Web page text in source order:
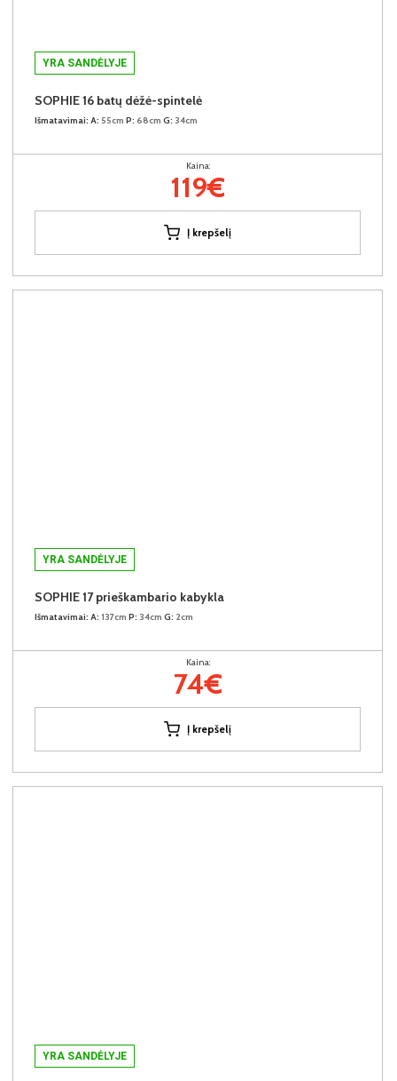
YRA SANDĖLYJE
SOPHIE 16 batų dėžė-spintelė
Išmatavimai: A: 55cm P: 68cm G: 34cm
Kaina:
119€
Į krepšelį
YRA SANDĖLYJE
SOPHIE 17 prieškambario kabykla
Išmatavimai: A: 137cm P: 34cm G: 2cm
Kaina:
74€
Į krepšelį
YRA SANDĖLYJE